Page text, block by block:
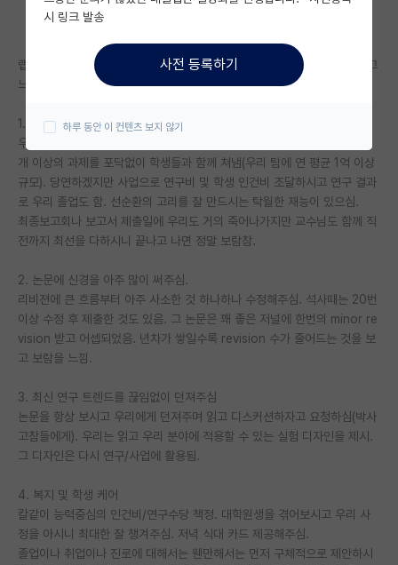
미국 유학 게시판
미국 대학원 합격 후기 게시판
대학원생 모집 게시판
연구실(PI) 홍보 게시판
석박사 채용 정보 게시판
임용 정보 게시판
취업 게시판
임용 후기 게시판
PI 전용 게시판
인문사회 계열 게시판
특수/전문대학원 게시판
장학금/장학생 게시판
학술 정보 게시판
랩에 들어온지 7년 동안 학석박을 지도해주시고 계시는 우리 교수님을 보고
느낀점.
1. 연구와 사업을 둘 다 최선을 다하심.
우리 연구실은 (비주류)생물 면역/병원미생물 관련으로 연구를 함. 매년 10
개 이상의 과제를 포닥없이 학생들과 함께 쳐냄(우리 팀에 연 평균 1억 이상
규모). 당연하겠지만 사업으로 연구비 및 학생 인건비 조달하시고 연구 결과
로 우리 졸업도 함. 선순환의 고리를 잘 만드시는 탁월한 재능이 있으심.
최종보고회나 보고서 제출일에 우리도 거의 죽어나가지만 교수님도 함께 직
전까지 최선을 다하시니 끝나고 나면 정말 보람참.
2. 논문에 신경을 아주 많이 써주심.
리비젼에 큰 흐름부터 아주 사소한 것 하나하나 수정해주심. 석사때는 20번
이상 수정 후 제출한 것도 있음. 그 논문은 꽤 좋은 저널에 한번의 minor re
vision 받고 어셉되었음. 년차가 쌓일수록 revision 수가 줄어드는 것을 보
고 보람을 느낌.
3. 최신 연구 트렌드를 끊임없이 던져주심
논문을 항상 보시고 우리에게 던져주며 읽고 디스커션하자고 요청하심(박사
고참들에게). 우리는 읽고 우리 분야에 적용할 수 있는 실험 디자인을 제시.
그 디자인은 다시 연구/사업에 활용됨.
4. 복지 및 학생 케어
칼같이 능력중심의 인건비/연구수당 책정. 대학원생을 겪어보시고 우리 사
정을 아시니 최대한 잘 챙겨주심. 저녁 식대 카드 제공해주심.
졸업이나 취업이나 진로에 대해서는 웬만해서는 먼저 구체적으로 제안하시
시 링크 발송
사전 등록하기
하루 동안 이 컨텐츠 보지 않기